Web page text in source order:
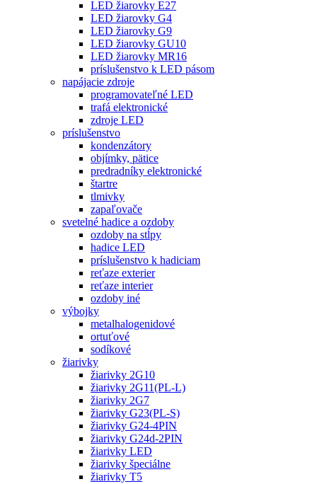
LED žiarovky E27
LED žiarovky G4
LED žiarovky G9
LED žiarovky GU10
LED žiarovky MR16
príslušenstvo k LED pásom
napájacie zdroje
programovateľné LED
trafá elektronické
zdroje LED
príslušenstvo
kondenzátory
objímky, pätice
predradníky elektronické
štartre
tlmivky
zapaľovače
svetelné hadice a ozdoby
ozdoby na stĺpy
hadice LED
príslušenstvo k hadiciam
reťaze exterier
reťaze interier
ozdoby iné
výbojky
metalhalogenidové
ortuťové
sodíkové
žiarivky
žiarivky 2G10
žiarivky 2G11(PL-L)
žiarivky 2G7
žiarivky G23(PL-S)
žiarivky G24-4PIN
žiarivky G24d-2PIN
žiarivky LED
žiarivky špeciálne
žiarivky T5